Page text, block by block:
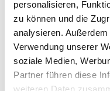
personalisieren,
zu können und die
analysieren.
Verwendung unserer
soziale Medien,
Partner führen diese
weiteren Daten
Print
ALLE